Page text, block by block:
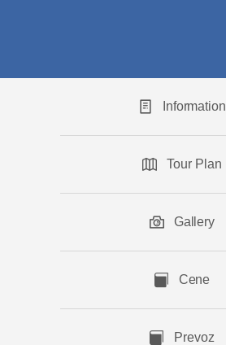
Information
Tour Plan
Gallery
Cene
Prevoz